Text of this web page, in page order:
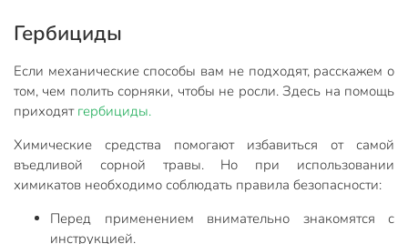
Гербициды
Если механические способы вам не подходят, расскажем о
том, чем полить сорняки, чтобы не росли. Здесь на помощь
приходят гербициды.
Химические средства помогают избавиться от самой
въедливой сорной травы. Но при использовании
химикатов необходимо соблюдать правила безопасности:
Перед применением внимательно знакомятся с
инструкцией.